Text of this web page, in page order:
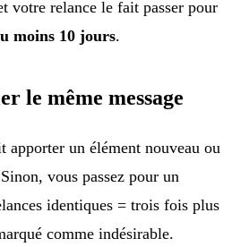
votre relance le fait passer pour
moins 10 jours.
le même message
apporter un élément nouveau ou
vous passez pour un
identiques = trois fois plus
comme indésirable.